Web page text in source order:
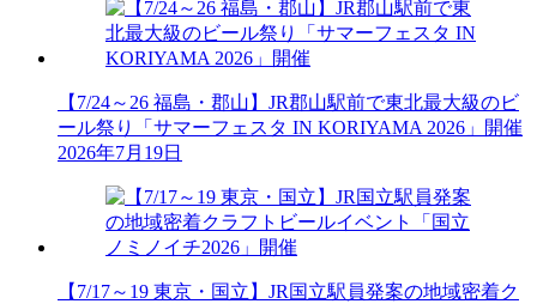
【7/24～26 福島・郡山】JR郡山駅前で東北最大級のビ
ール祭り「サマーフェスタ IN KORIYAMA 2026」開催
2026年7月19日
【7/17～19 東京・国立】JR国立駅員発案の地域密着ク